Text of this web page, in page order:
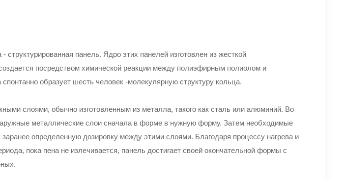
панель. Ядро этих панелей изготовлен из жесткой
посредством химической реакции между полиэфирным полиолом и
спонтанно образует шесть человек -молекулярную структуру кольца.
слоями, обычно изготовленным из металла, такого как сталь или алюминий. Во
металлические слои сначала в форме в нужную форму. Затем необходимые
определенную дозировку между этими слоями. Благодаря процессу нагрева и
пока пена не излечивается, панель достигает своей окончательной формы с